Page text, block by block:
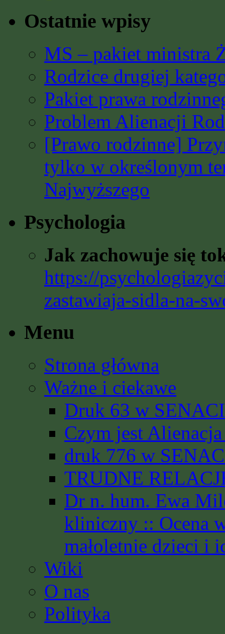
Ostatnie wpisy
MS – pakiet ministra
Rodzice drugiej
Pakiet prawa
Problem Alienacji
[Prawo rodzinne]
tylko w określonym
Najwyższego
Psychologia
Jak zachowuje się
https://
zastawiaja-sidla-na-
Menu
Strona główna
Ważne i ciekawe
Druk 63 w
Czym jest
druk 776 w
TRUDNE
Dr n. hum. Ewa
kliniczny :: Ocena
małoletnie dzieci i
Wiki
O nas
Polityka